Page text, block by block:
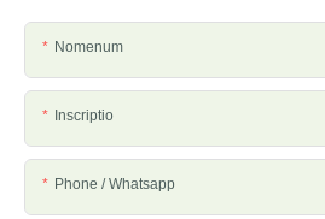
Nomenum
Inscriptio
Phone / Whatsapp